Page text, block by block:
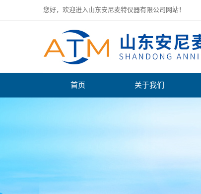
您好，欢迎进入山东安尼麦特仪器有限公司网站！
首页 关于我们